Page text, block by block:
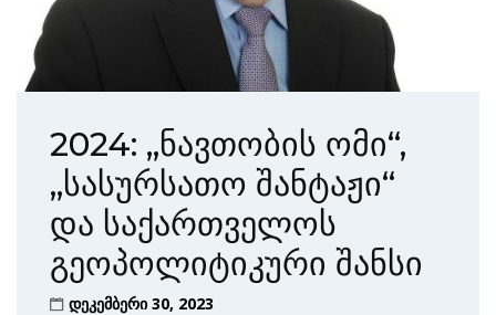
2024: „ნავთობის ომი“,
„სასურსათო შანტაჟი“
და საქართველოს
გეოპოლიტიკური შანსი
დეკემბერი 30, 2023